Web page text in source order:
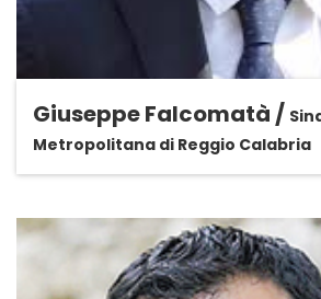
Giuseppe Falcomatà /
Metropolitana di Reggio Calabria